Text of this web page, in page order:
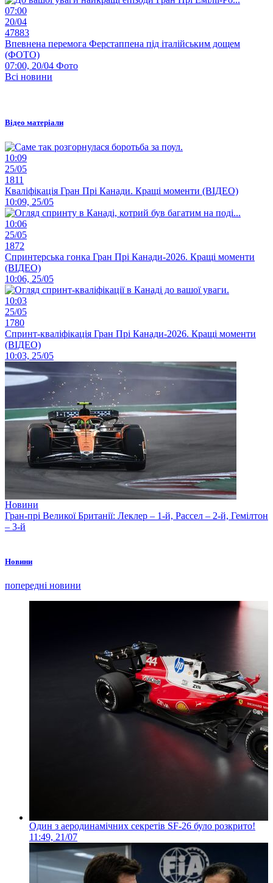
07:00
20/04
47883
Впевнена перемога Ферстаппена під італійським дощем
(ФОТО)
07:00, 20/04 Фото
Всі новини
Відео матеріали
10:09
25/05
1811
Кваліфікація Гран Прі Канади. Кращі моменти (ВІДЕО)
10:09, 25/05
10:06
25/05
1872
Спринтерська гонка Гран Прі Канади-2026. Кращі моменти
(ВІДЕО)
10:06, 25/05
10:03
25/05
1780
Спринт-кваліфікація Гран Прі Канади-2026. Кращі моменти
(ВІДЕО)
10:03, 25/05
Новини
Гран-прі Великої Британії: Леклер – 1-й, Рассел – 2-й, Гемілтон
– 3-й
Новини
попередні новини
Один з аеродинамічних секретів SF-26 було розкрито!
11:49, 21/07